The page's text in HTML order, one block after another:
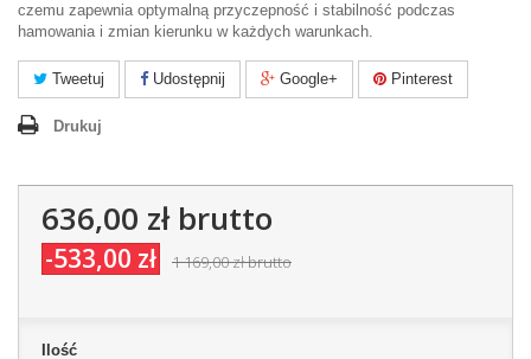
czemu zapewnia optymalną przyczepność i stabilność podczas
hamowania i zmian kierunku w każdych warunkach.
Tweetuj Udostępnij Google+ Pinterest
Drukuj
636,00 złbrutto
-533,00 zł 1 169,00 złbrutto
Ilość